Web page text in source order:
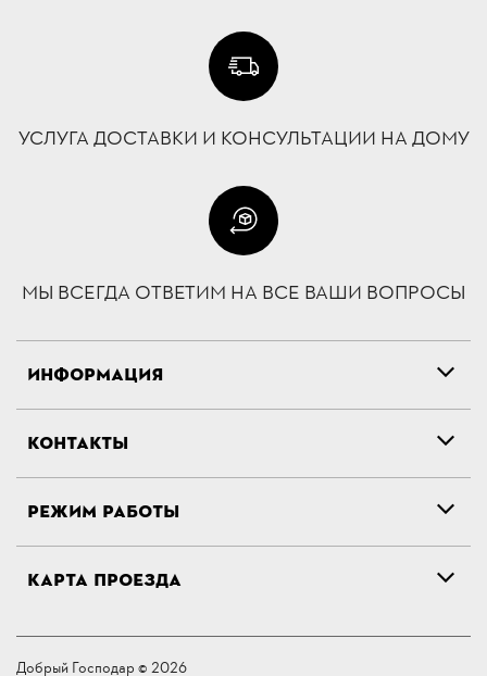
УСЛУГА ДОСТАВКИ И КОНСУЛЬТАЦИИ НА ДОМУ
МЫ ВСЕГДА ОТВЕТИМ НА ВСЕ ВАШИ ВОПРОСЫ
ИНФОРМАЦИЯ
КОНТАКТЫ
РЕЖИМ РАБОТЫ
КАРТА ПРОЕЗДА
Добрый Господар © 2026